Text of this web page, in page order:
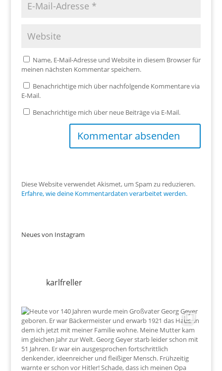
Name, E-Mail-Adresse und Website in diesem Browser für
meinen nächsten Kommentar speichern.
Benachrichtige mich über nachfolgende Kommentare via
E-Mail.
Benachrichtige mich über neue Beiträge via E-Mail.
Diese Website verwendet Akismet, um Spam zu reduzieren.
Erfahre, wie deine Kommentardaten verarbeitet werden.
Neues von Instagram
karlfreller